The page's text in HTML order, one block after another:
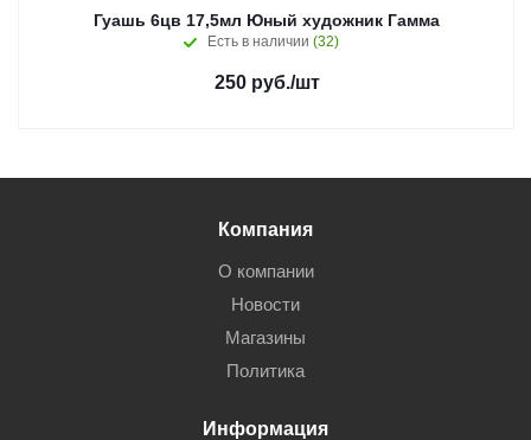
Гуашь 6цв 17,5мл Юный художник Гамма
Есть в наличии (32)
250руб./шт
Компания
О компании
Новости
Магазины
Политика
Информация